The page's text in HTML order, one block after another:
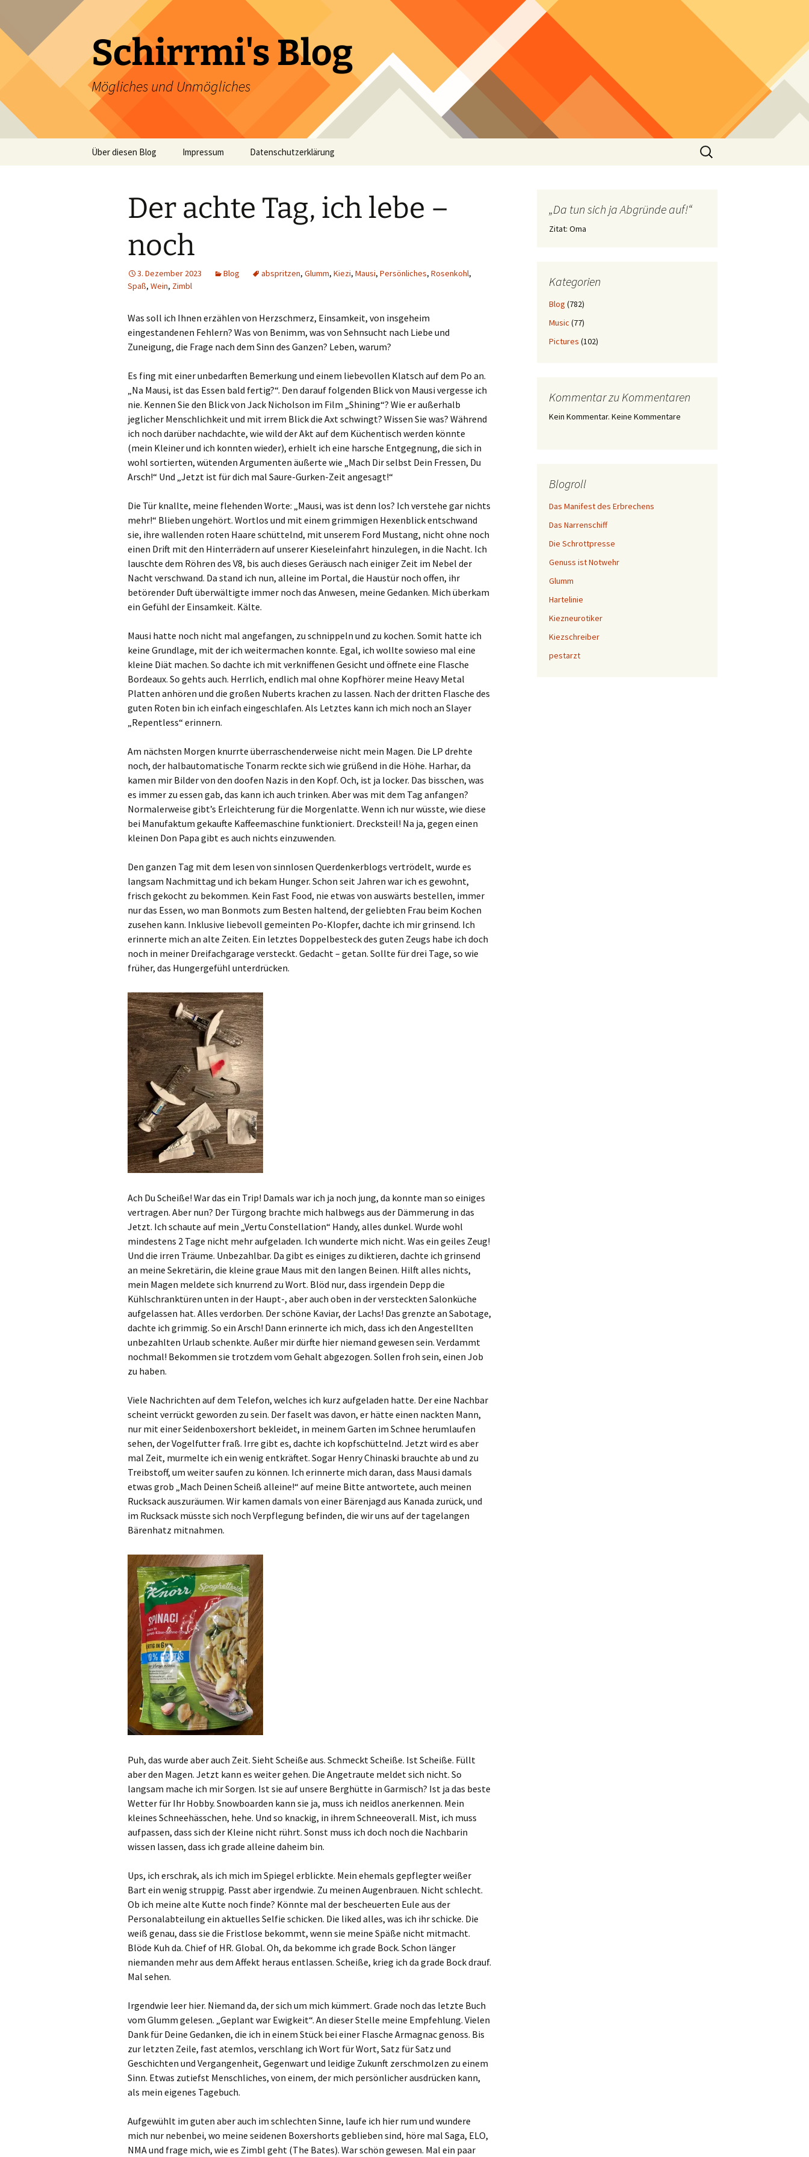
springen
Schirrmi's Blog
Mögliches und Unmögliches
Über diesen Blog Impressum Datenschutzerklärung
Suchen
nach:
Der achte Tag, ich lebe –
noch
3. Dezember 2023 Blog abspritzen, Glumm, Kiezi, Mausi, Persönliches, Rosenkohl,
Spaß, Wein, Zimbl
Was soll ich Ihnen erzählen von Herzschmerz, Einsamkeit, von insgeheim
eingestandenen Fehlern? Was von Benimm, was von Sehnsucht nach Liebe und
Zuneigung, die Frage nach dem Sinn des Ganzen? Leben, warum?
Es fing mit einer unbedarften Bemerkung und einem liebevollen Klatsch auf dem Po an.
„Na Mausi, ist das Essen bald fertig?“. Den darauf folgenden Blick von Mausi vergesse ich
nie. Kennen Sie den Blick von Jack Nicholson im Film „Shining“? Wie er außerhalb
jeglicher Menschlichkeit und mit irrem Blick die Axt schwingt? Wissen Sie was? Während
ich noch darüber nachdachte, wie wild der Akt auf dem Küchentisch werden könnte
(mein Kleiner und ich konnten wieder), erhielt ich eine harsche Entgegnung, die sich in
wohl sortierten, wütenden Argumenten äußerte wie „Mach Dir selbst Dein Fressen, Du
Arsch!“ Und „Jetzt ist für dich mal Saure-Gurken-Zeit angesagt!“
Die Tür knallte, meine flehenden Worte: „Mausi, was ist denn los? Ich verstehe gar nichts
mehr!“ Blieben ungehört. Wortlos und mit einem grimmigen Hexenblick entschwand
sie, ihre wallenden roten Haare schüttelnd, mit unserem Ford Mustang, nicht ohne noch
einen Drift mit den Hinterrädern auf unserer Kieseleinfahrt hinzulegen, in die Nacht. Ich
lauschte dem Röhren des V8, bis auch dieses Geräusch nach einiger Zeit im Nebel der
Nacht verschwand. Da stand ich nun, alleine im Portal, die Haustür noch offen, ihr
betörender Duft überwältigte immer noch das Anwesen, meine Gedanken. Mich überkam
ein Gefühl der Einsamkeit. Kälte.
Mausi hatte noch nicht mal angefangen, zu schnippeln und zu kochen. Somit hatte ich
keine Grundlage, mit der ich weitermachen konnte. Egal, ich wollte sowieso mal eine
kleine Diät machen. So dachte ich mit verkniffenen Gesicht und öffnete eine Flasche
Bordeaux. So gehts auch. Herrlich, endlich mal ohne Kopfhörer meine Heavy Metal
Platten anhören und die großen Nuberts krachen zu lassen. Nach der dritten Flasche des
guten Roten bin ich einfach eingeschlafen. Als Letztes kann ich mich noch an Slayer
„Repentless“ erinnern.
Am nächsten Morgen knurrte überraschenderweise nicht mein Magen. Die LP drehte
noch, der halbautomatische Tonarm reckte sich wie grüßend in die Höhe. Harhar, da
kamen mir Bilder von den doofen Nazis in den Kopf. Och, ist ja locker. Das bisschen, was
es immer zu essen gab, das kann ich auch trinken. Aber was mit dem Tag anfangen?
Normalerweise gibt’s Erleichterung für die Morgenlatte. Wenn ich nur wüsste, wie diese
bei Manufaktum gekaufte Kaffeemaschine funktioniert. Drecksteil! Na ja, gegen einen
kleinen Don Papa gibt es auch nichts einzuwenden.
Den ganzen Tag mit dem lesen von sinnlosen Querdenkerblogs vertrödelt, wurde es
langsam Nachmittag und ich bekam Hunger. Schon seit Jahren war ich es gewohnt,
frisch gekocht zu bekommen. Kein Fast Food, nie etwas von auswärts bestellen, immer
nur das Essen, wo man Bonmots zum Besten haltend, der geliebten Frau beim Kochen
zusehen kann. Inklusive liebevoll gemeinten Po-Klopfer, dachte ich mir grinsend. Ich
erinnerte mich an alte Zeiten. Ein letztes Doppelbesteck des guten Zeugs habe ich doch
noch in meiner Dreifachgarage versteckt. Gedacht – getan. Sollte für drei Tage, so wie
früher, das Hungergefühl unterdrücken.
Ach Du Scheiße! War das ein Trip! Damals war ich ja noch jung, da konnte man so einiges
vertragen. Aber nun? Der Türgong brachte mich halbwegs aus der Dämmerung in das
Jetzt. Ich schaute auf mein „Vertu Constellation“ Handy, alles dunkel. Wurde wohl
mindestens 2 Tage nicht mehr aufgeladen. Ich wunderte mich nicht. Was ein geiles Zeug!
Und die irren Träume. Unbezahlbar. Da gibt es einiges zu diktieren, dachte ich grinsend
an meine Sekretärin, die kleine graue Maus mit den langen Beinen. Hilft alles nichts,
mein Magen meldete sich knurrend zu Wort. Blöd nur, dass irgendein Depp die
Kühlschranktüren unten in der Haupt-, aber auch oben in der versteckten Salonküche
aufgelassen hat. Alles verdorben. Der schöne Kaviar, der Lachs! Das grenzte an Sabotage,
dachte ich grimmig. So ein Arsch! Dann erinnerte ich mich, dass ich den Angestellten
unbezahlten Urlaub schenkte. Außer mir dürfte hier niemand gewesen sein. Verdammt
nochmal! Bekommen sie trotzdem vom Gehalt abgezogen. Sollen froh sein, einen Job
zu haben.
Viele Nachrichten auf dem Telefon, welches ich kurz aufgeladen hatte. Der eine Nachbar
scheint verrückt geworden zu sein. Der faselt was davon, er hätte einen nackten Mann,
nur mit einer Seidenboxershort bekleidet, in meinem Garten im Schnee herumlaufen
sehen, der Vogelfutter fraß. Irre gibt es, dachte ich kopfschüttelnd. Jetzt wird es aber
mal Zeit, murmelte ich ein wenig entkräftet. Sogar Henry Chinaski brauchte ab und zu
Treibstoff, um weiter saufen zu können. Ich erinnerte mich daran, dass Mausi damals
etwas grob „Mach Deinen Scheiß alleine!“ auf meine Bitte antwortete, auch meinen
Rucksack auszuräumen. Wir kamen damals von einer Bärenjagd aus Kanada zurück, und
im Rucksack müsste sich noch Verpflegung befinden, die wir uns auf der tagelangen
Bärenhatz mitnahmen.
Puh, das wurde aber auch Zeit. Sieht Scheiße aus. Schmeckt Scheiße. Ist Scheiße. Füllt
aber den Magen. Jetzt kann es weiter gehen. Die Angetraute meldet sich nicht. So
langsam mache ich mir Sorgen. Ist sie auf unsere Berghütte in Garmisch? Ist ja das beste
Wetter für Ihr Hobby. Snowboarden kann sie ja, muss ich neidlos anerkennen. Mein
kleines Schneehässchen, hehe. Und so knackig, in ihrem Schneeoverall. Mist, ich muss
aufpassen, dass sich der Kleine nicht rührt. Sonst muss ich doch noch die Nachbarin
wissen lassen, dass ich grade alleine daheim bin.
Ups, ich erschrak, als ich mich im Spiegel erblickte. Mein ehemals gepflegter weißer
Bart ein wenig struppig. Passt aber irgendwie. Zu meinen Augenbrauen. Nicht schlecht.
Ob ich meine alte Kutte noch finde? Könnte mal der bescheuerten Eule aus der
Personalabteilung ein aktuelles Selfie schicken. Die liked alles, was ich ihr schicke. Die
weiß genau, dass sie die Fristlose bekommt, wenn sie meine Späße nicht mitmacht.
Blöde Kuh da. Chief of HR. Global. Oh, da bekomme ich grade Bock. Schon länger
niemanden mehr aus dem Affekt heraus entlassen. Scheiße, krieg ich da grade Bock drauf.
Mal sehen.
Irgendwie leer hier. Niemand da, der sich um mich kümmert. Grade noch das letzte Buch
vom Glumm gelesen. „Geplant war Ewigkeit“. An dieser Stelle meine Empfehlung. Vielen
Dank für Deine Gedanken, die ich in einem Stück bei einer Flasche Armagnac genoss. Bis
zur letzten Zeile, fast atemlos, verschlang ich Wort für Wort, Satz für Satz und
Geschichten und Vergangenheit, Gegenwart und leidige Zukunft zerschmolzen zu einem
Sinn. Etwas zutiefst Menschliches, von einem, der mich persönlicher ausdrücken kann,
als mein eigenes Tagebuch.
Aufgewühlt im guten aber auch im schlechten Sinne, laufe ich hier rum und wundere
mich nur nebenbei, wo meine seidenen Boxershorts geblieben sind, höre mal Saga, ELO,
NMA und frage mich, wie es Zimbl geht (The Bates). War schön gewesen. Mal ein paar
„Da tun sich ja Abgründe auf!“
Zitat: Oma
Kategorien
Blog (782)
Music (77)
Pictures (102)
Kommentar zu Kommentaren
Kein Kommentar. Keine Kommentare
Blogroll
Das Manifest des Erbrechens
Das Narrenschiff
Die Schrottpresse
Genuss ist Notwehr
Glumm
Hartelinie
Kiezneurotiker
Kiezschreiber
pestarzt